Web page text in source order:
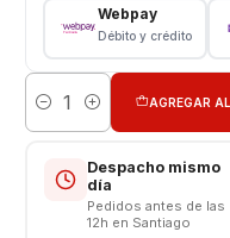
CONSULTE POR
Respaldo VENTAS
Webpay
Débito y crédito
Cantidad
AGREGAR
Despacho mismo
día
Pedidos antes de las
12h en Santiago